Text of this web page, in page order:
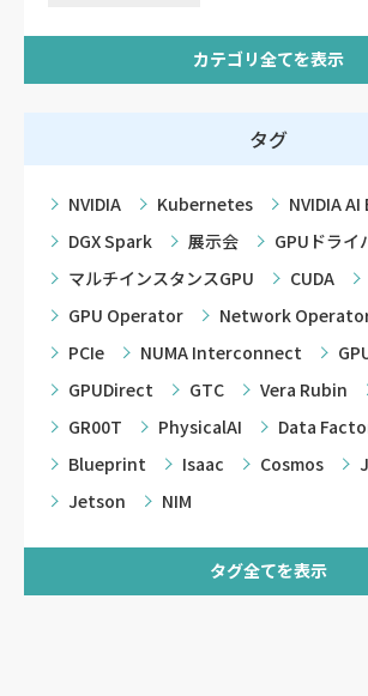
カテゴリ全てを表示
タグ
NVIDIA Kubernetes
NVIDIA
DGX Spark
展示会
GPUドライ
マルチインスタンスGPU
CUDA
GPU Operator
Network
PCIe
NUMA Interconnect
GPUDirect
GTC Vera Rubin
GR00T
PhysicalAI
Data
Blueprint
Isaac Cosmos
Jetson
NIM
タグ全てを表示